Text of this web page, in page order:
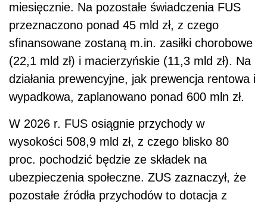
miesięcznie. Na pozostałe świadczenia FUS
przeznaczono ponad 45 mld zł, z czego
sfinansowane zostaną m.in. zasiłki chorobowe
(22,1 mld zł) i macierzyńskie (11,3 mld zł). Na
działania prewencyjne, jak prewencja rentowa i
wypadkowa, zaplanowano ponad 600 mln zł.
W 2026 r. FUS osiągnie przychody w
wysokości 508,9 mld zł, z czego blisko 80
proc. pochodzić będzie ze składek na
ubezpieczenia społeczne. ZUS zaznaczył, że
pozostałe źródła przychodów to dotacja z